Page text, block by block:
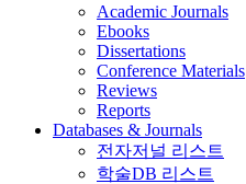
Academic Journals
Ebooks
Dissertations
Conference Materials
Reviews
Reports
Databases & Journals
전자저널 리스트
학술DB 리스트